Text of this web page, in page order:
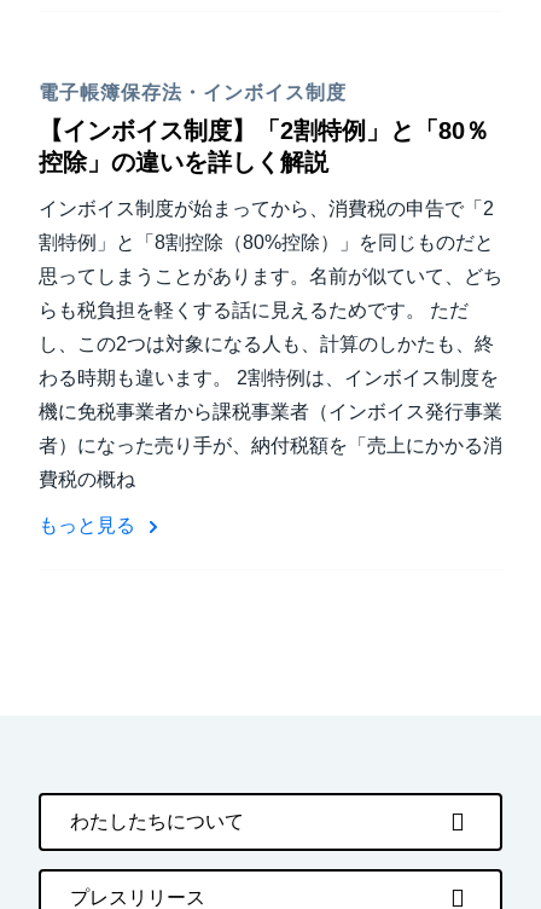
電子帳簿保存法・インボイス制度
【インボイス制度】「2割特例」と「80％
控除」の違いを詳しく解説
インボイス制度が始まってから、消費税の申告で「2
割特例」と「8割控除（80%控除）」を同じものだと
思ってしまうことがあります。名前が似ていて、どち
らも税負担を軽くする話に見えるためです。 ただ
し、この2つは対象になる人も、計算のしかたも、終
わる時期も違います。 2割特例は、インボイス制度を
機に免税事業者から課税事業者（インボイス発行事業
者）になった売り手が、納付税額を「売上にかかる消
費税の概ね
もっと見る
わたしたちについて
プレスリリース